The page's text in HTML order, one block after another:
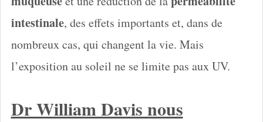
intestinale, des effets importants et, dans de
nombreux cas, qui changent la vie. Mais
l’exposition au soleil ne se limite pas aux UV.
Dr William Davis nous